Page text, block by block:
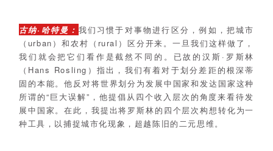
古纳·哈特曼： 我们习惯于对事物进行区分，例如，把城市
（urban）和农村（rural）区分开来。一旦我们这样做了，
我们就会把它们看作是截然不同的。已故的汉斯·罗斯林
（Hans Rosling）指出，我们有着对于划分差距的根深蒂
固的本能。他反对将世界划分为发展中国家和发达国家这种
所谓的“巨大误解”，他提倡从四个收入层次的角度来看待发
展中国家。在此，我提出将罗斯林的四个层次构想转化为一
种工具，以捕捉城市化现象，超越陈旧的二元思维。